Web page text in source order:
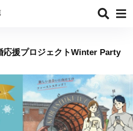
応援プロジェクトWinter Party